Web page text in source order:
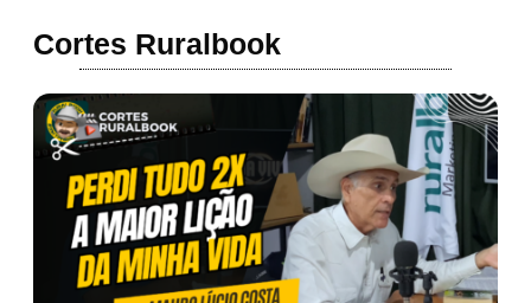
Cortes Ruralbook